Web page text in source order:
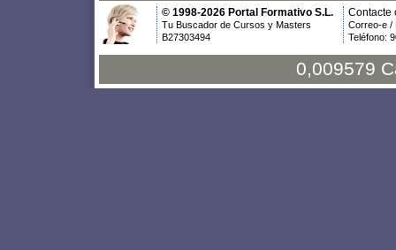
© 1998-2026 Portal Formativo S.L.
Tu Buscador de Cursos y Masters
B27303494
Contacte
Correo-e /
Teléfono:
0,009579